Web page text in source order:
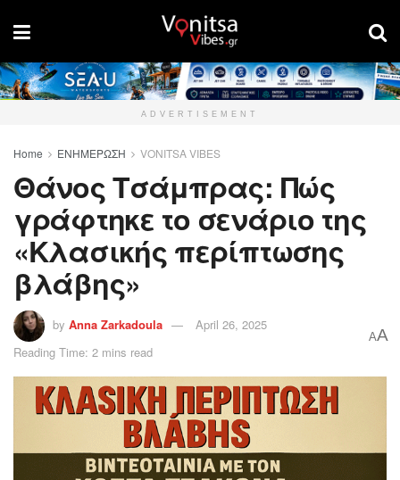
ADVERTISEMENT
Home ΕΝΗΜΕΡΩΣΗ VONITSA VIBES
Θάνος Τσάμπρας: Πώς
γράφτηκε το σενάριο της
«Κλασικής περίπτωσης
βλάβης»
by Anna Zarkadoula
April 26, 2025
Reading Time: 2 mins read
AA